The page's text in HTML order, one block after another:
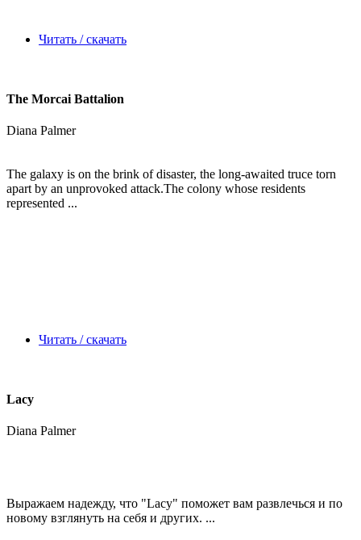
Читать / скачать
The Morcai Battalion
Diana Palmer
The galaxy is on the brink of disaster, the long-awaited truce torn
apart by an unprovoked attack.The colony whose residents
represented ...
Читать / скачать
Lacy
Diana Palmer
Выражаем надежду, что "Lacy" поможет вам развлечься и по
новому взглянуть на себя и других. ...